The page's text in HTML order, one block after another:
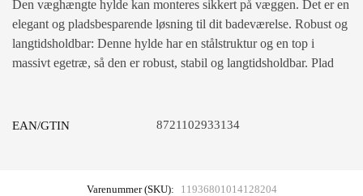
Den væghængte hylde kan monteres sikkert på væggen. Det er en
elegant og pladsbesparende løsning til dit badeværelse. Robust og
langtidsholdbar: Denne hylde har en stålstruktur og en top i
massivt egetræ, så den er robust, stabil og langtidsholdbar. Plad
EAN/GTIN 8721102933134
Varenummer (SKU):
11936801014128204